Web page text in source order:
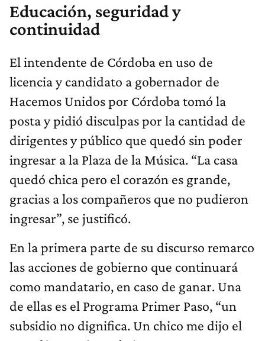
Educación, seguridad y
continuidad
El intendente de Córdoba en uso de
licencia y candidato a gobernador de
Hacemos Unidos por Córdoba tomó la
posta y pidió disculpas por la cantidad de
dirigentes y público que quedó sin poder
ingresar a la Plaza de la Música. “La casa
quedó chica pero el corazón es grande,
gracias a los compañeros que no pudieron
ingresar”, se justificó.
En la primera parte de su discurso remarco
las acciones de gobierno que continuará
como mandatario, en caso de ganar. Una
de ellas es el Programa Primer Paso, “un
subsidio no dignifica. Un chico me dijo el